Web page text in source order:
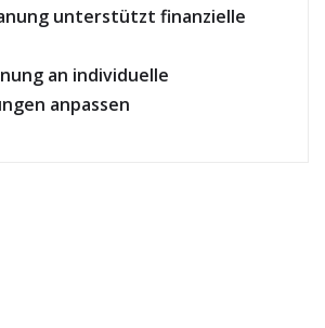
unterstützt finanzielle
an individuelle
anpassen